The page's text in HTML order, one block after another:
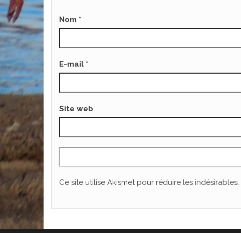
Nom *
E-mail *
Site web
Ce site utilise Akismet pour réduire les indésirables.